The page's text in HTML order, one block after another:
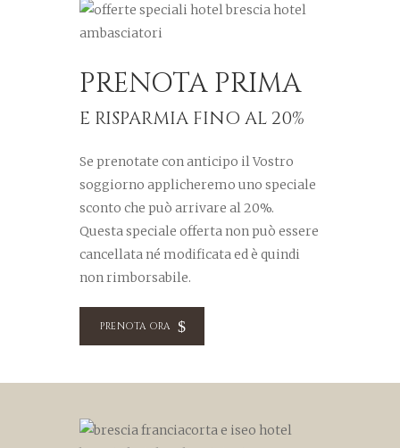
PRENOTA PRIMA
E RISPARMIA FINO AL 20%
Se prenotate con anticipo il Vostro
soggiorno applicheremo uno speciale
sconto che può arrivare al 20%.
Questa speciale offerta non può essere
cancellata né modificata ed è quindi
non rimborsabile.
PRENOTA ORA